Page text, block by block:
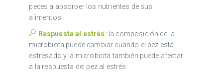
peces a absorber los nutrientes de sus
alimentos.
Respuesta al estrés: la composición de la
microbiota puede cambiar cuando el pez está
estresado y la microbiota también puede afectar
a la respuesta del pez al estrés.